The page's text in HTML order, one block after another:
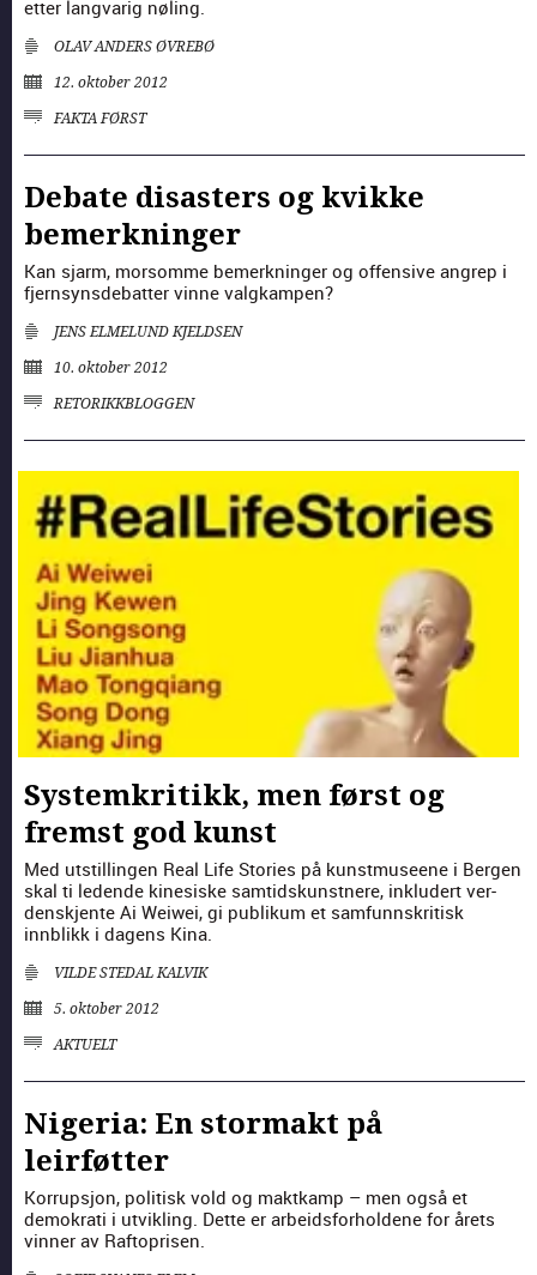
etter lang­varig nøling.
OLAV ANDERS ØVREBØ
12. oktober 2012
FAKTA FØRST
Debate disasters og kvikke
bemerkninger
Kan sjarm, mor­somme bemerkninger og offen­sive angrep i
fjern­syns­de­bat­ter vinne val­gkam­p­en?
JENS ELMELUND KJELDSEN
10. oktober 2012
RETORIKK­BLOGGEN
Systemkritikk, men først og
fremst god kunst
Med utstill­in­gen Real Life Sto­ries på kun­st­museene i Bergen
skal ti ledende kine­siske samtid­skun­st­nere, inklud­ert ver­
den­skjente Ai Wei­wei, gi pub­likum et sam­funnskri­tisk
innblikk i dagens Kina.
VILDE STEDAL KALVIK
5. oktober 2012
AKTUELT
Nigeria: En stormakt på
leirføtter
Kor­rup­sjon, poli­tisk vold og mak­tkamp – men også et
demokrati i utvikling. Dette er arbei­ds­forhold­ene for årets
vin­ner av Rafto­prisen.